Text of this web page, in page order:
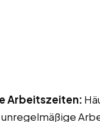
Arbeitszeiten: